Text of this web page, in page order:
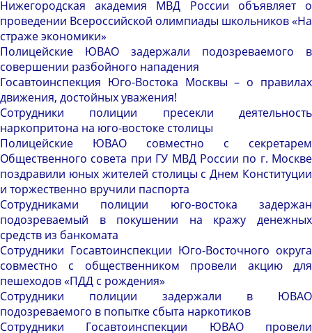
Нижегородская академия МВД России объявляет о
проведении Всероссийской олимпиады школьников «На
страже экономики»
Полицейские ЮВАО задержали подозреваемого в
совершении разбойного нападения
Госавтоинспекция Юго-Востока Москвы – о правилах
движения, достойных уважения!
Сотрудники полиции пресекли деятельность
наркопритона на юго-востоке столицы
Полицейские ЮВАО совместно с секретарем
Общественного совета при ГУ МВД России по г. Москве
поздравили юных жителей столицы с Днем Конституции
и торжественно вручили паспорта
Сотрудниками полиции юго-востока задержан
подозреваемый в покушении на кражу денежных
средств из банкомата
Сотрудники Госавтоинспекции Юго-Восточного округа
совместно с общественником провели акцию для
пешеходов «ПДД с рождения»
Сотрудники полиции задержали в ЮВАО
подозреваемого в попытке сбыта наркотиков
Сотрудники Госавтоинспекции ЮВАО провели